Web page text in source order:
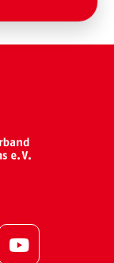
YouTube